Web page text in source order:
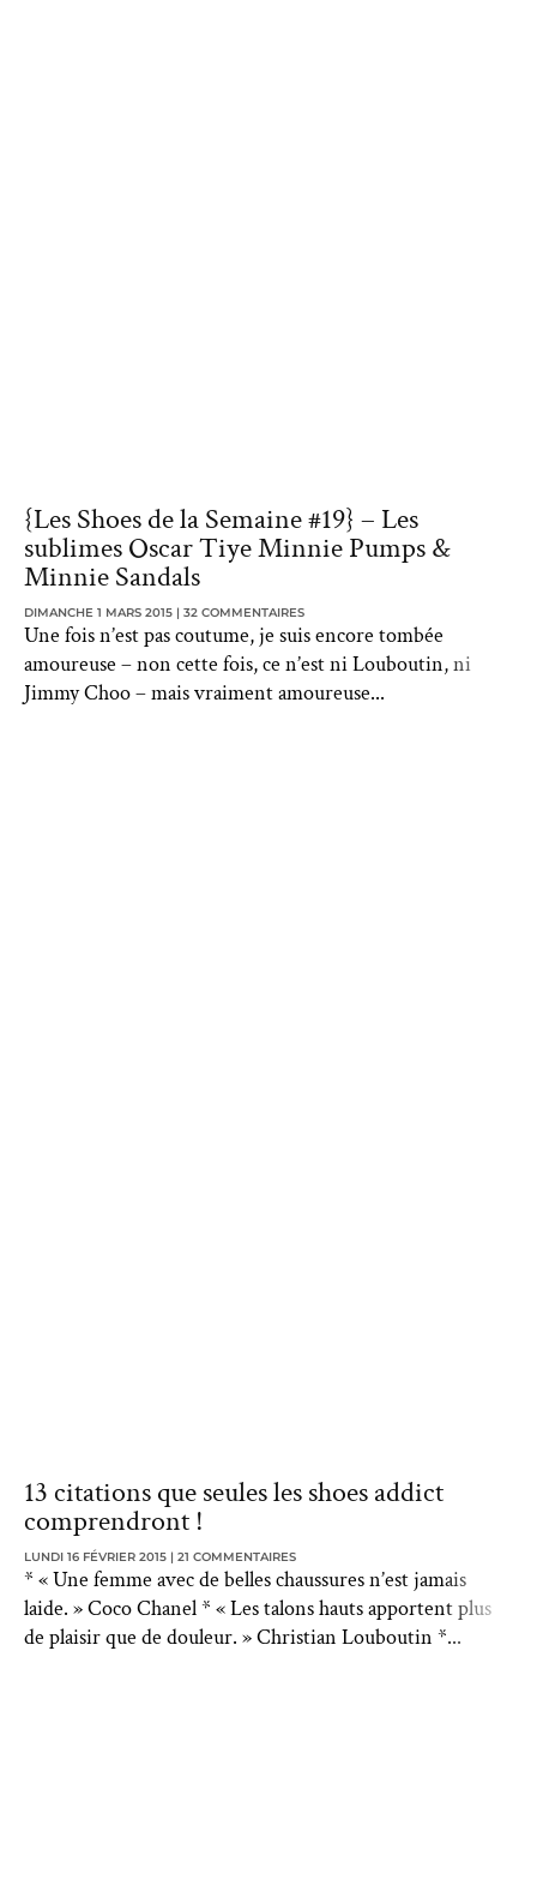
{Les Shoes de la Semaine #19} – Les
sublimes Oscar Tiye Minnie Pumps &
Minnie Sandals
DIMANCHE 1 MARS 2015 32 COMMENTAIRES
Une fois n’est pas coutume, je suis encore tombée
amoureuse – non cette fois, ce n’est ni Louboutin, ni
Jimmy Choo – mais vraiment amoureuse
13 citations que seules les shoes addict
comprendront !
LUNDI 16 FÉVRIER 2015 21 COMMENTAIRES
* « Une femme avec de belles chaussures n’est jamais
laide. » Coco Chanel * « Les talons hauts apportent plus
de plaisir que de douleur. » Christian Louboutin *